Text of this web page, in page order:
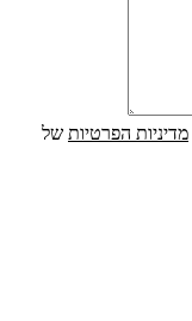
מדיניות הפרטיות של